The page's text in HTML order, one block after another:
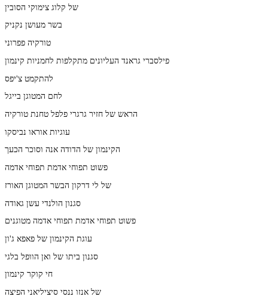
של קלוג צימוקי הסובין
בשר מעושן נקניק
טורקיה פפרוני
פילסברי גראנד העליונים מתקלפות לחמניות קינמון
להתקמט צ'יפס
לחם המטוגן בייגל
הראש של חזיר גרגרי פלפל טחנת טורקיה
עוגיות אוראו נביסקו
הקינמון של הדודה אנה וסוכר הכעך
פשוט תפוחי אדמת תפוחי אדמה
של לי דרקון הבשר המטוגן האורז
סגנון הולנדי עשן גאודה
פשוט תפוחי אדמת תפוחי אדמה מטוגנים
עוגת הקינמון של פאפא ג'ון
סגנון ביתו של ואן הוופל בלגי
חי קוקר קינמון
של אנזו ננסי סיציליאני הפיצה